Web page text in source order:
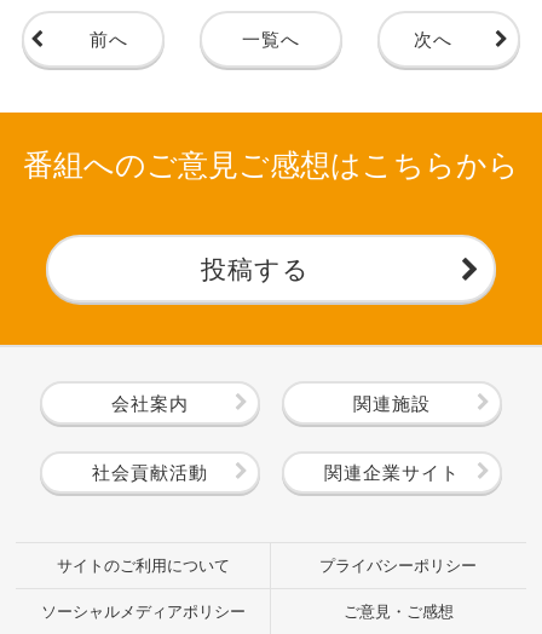
前へ 一覧へ 次へ
番組へのご意見ご感想はこちらから
投稿する
会社案内 関連施設
社会貢献活動 関連企業サイト
サイトのご利用について プライバシーポリシー
ソーシャルメディアポリシー ご意見・ご感想